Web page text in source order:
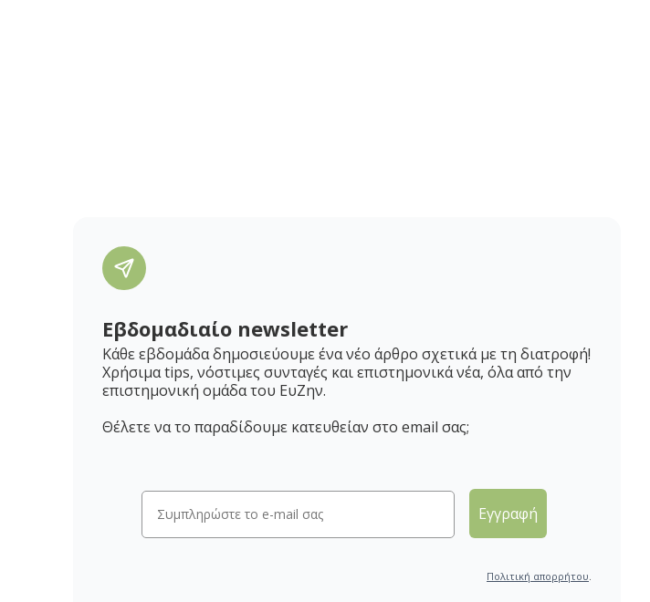
Εβδομαδιαίο newsletter
Κάθε εβδομάδα δημοσιεύουμε ένα νέο άρθρο σχετικά με τη διατροφή!
Χρήσιμα tips, νόστιμες συνταγές και επιστημονικά νέα, όλα από την
επιστημονική ομάδα του ΕυΖην.
Θέλετε να το παραδίδουμε κατευθείαν στο email σας;
Εγγραφή
Πολιτική απορρήτου.